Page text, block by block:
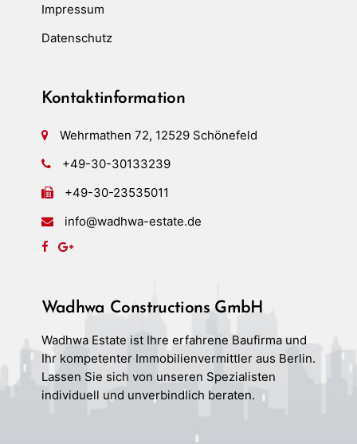
Impressum
Datenschutz
Kontaktinformation
Wehrmathen 72, 12529 Schönefeld
+49-30-30133239
+49-30-23535011
info@wadhwa-estate.de
Wadhwa Constructions GmbH
Wadhwa Estate ist Ihre erfahrene Baufirma und
Ihr kompetenter Immobilienvermittler aus Berlin.
Lassen Sie sich von unseren Spezialisten
individuell und unverbindlich beraten.